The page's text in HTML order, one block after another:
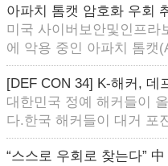
아파치 톰캣 암호화 우회
미국 사이버보안및인프라
에 악용 중인 아파치 톰캣
[DEF CON 34] K-해커, 데
대한민국 정예 해커들이
다.한국 해커들이 대거 포
“스스로 우회로 찾는다”